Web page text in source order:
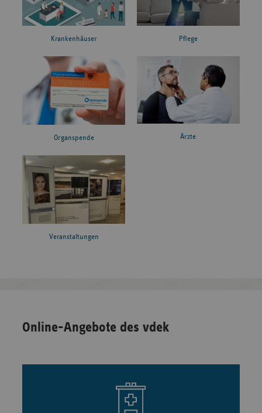
Krankenhäuser Pflege
Organspende Ärzte
Veranstaltungen
Online-Angebote des vdek